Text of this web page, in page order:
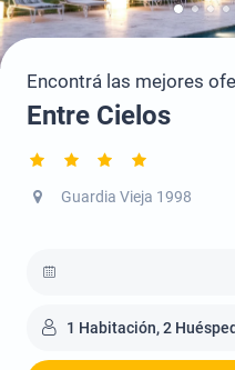
Encontrá las mejores
Entre Cielos
Guardia Vieja 1998
1 Habitación, 2